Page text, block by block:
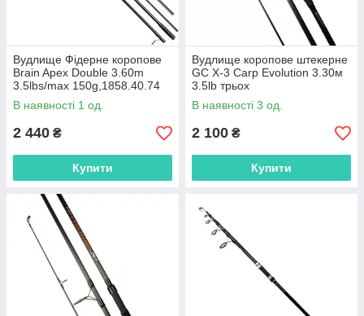
Вудлище Фідерне коропове
Brain Apex Double 3.60m
3.5lbs/max 150g,1858.40.74
В наявності 1 од.
2 440 ₴
Купити
Вудлище коропове штекерне
GC X-3 Carp Evolution 3.30м
3.5lb трьох
приватник,2039192
В наявності 3 од.
2 100 ₴
Купити